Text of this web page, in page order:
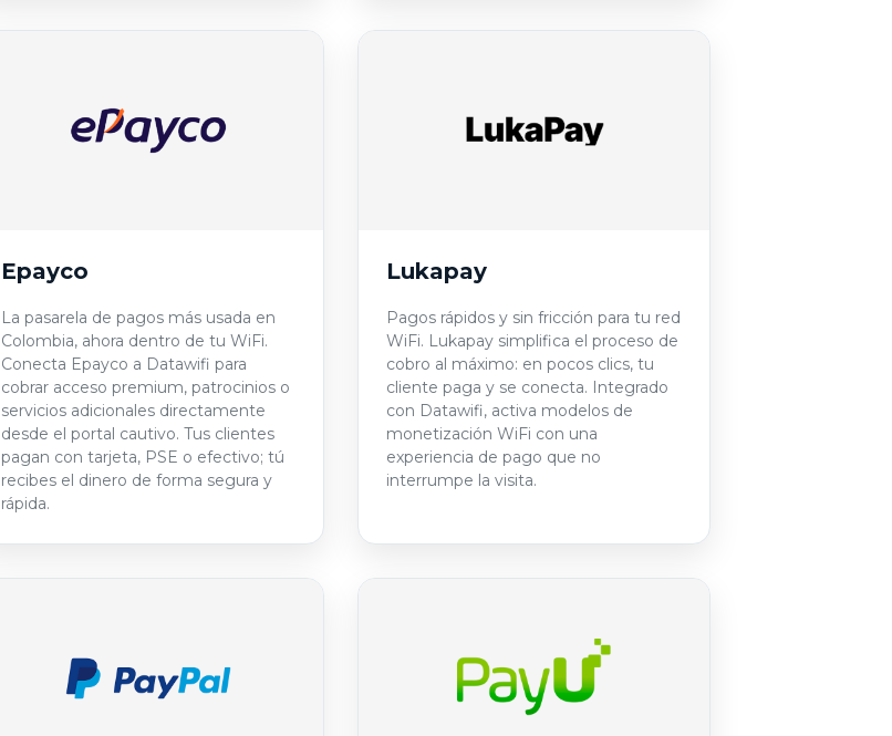
Epayco
La pasarela de pagos más usada en
Colombia, ahora dentro de tu WiFi.
Conecta Epayco a Datawifi para
cobrar acceso premium, patrocinios o
servicios adicionales directamente
desde el portal cautivo. Tus clientes
pagan con tarjeta, PSE o efectivo; tú
recibes el dinero de forma segura y
rápida.
Lukapay
Pagos rápidos y sin fricción para tu red
WiFi. Lukapay simplifica el proceso de
cobro al máximo: en pocos clics, tu
cliente paga y se conecta. Integrado
con Datawifi, activa modelos de
monetización WiFi con una
experiencia de pago que no
interrumpe la visita.